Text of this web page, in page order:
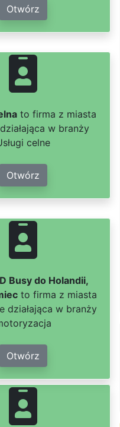
Otwórz
to firma z miasta
w branży
celne
Otwórz
Busy do Holandii,
to firma z miasta
działająca w branży
Otwórz